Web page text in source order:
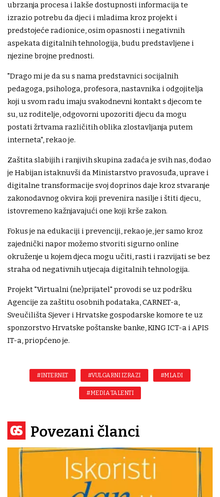
ubrzanja procesa i lakše dostupnosti informacija te
izrazio potrebu da djeci i mladima kroz projekt i
predstojeće radionice, osim opasnosti i negativnih
aspekata digitalnih tehnologija, budu predstavljene i
njezine brojne prednosti.
"Drago mi je da su s nama predstavnici socijalnih
pedagoga, psihologa, profesora, nastavnika i odgojitelja
koji u svom radu imaju svakodnevni kontakt s djecom te
su, uz roditelje, odgovorni upozoriti djecu da mogu
postati žrtvama različitih oblika zlostavljanja putem
interneta", rekao je.
Zaštita slabijih i ranjivih skupina zadaća je svih nas, dodao
je Habijan istaknuvši da Ministarstvo pravosuđa, uprave i
digitalne transformacije svoj doprinos daje kroz stvaranje
zakonodavnog okvira koji prevenira nasilje i štiti djecu,
istovremeno kažnjavajući one koji krše zakon.
Fokus je na edukaciji i prevenciji, rekao je, jer samo kroz
zajednički napor možemo stvoriti sigurno online
okruženje u kojem djeca mogu učiti, rasti i razvijati se bez
straha od negativnih utjecaja digitalnih tehnologija.
Projekt "Virtualni (ne)prijatel" provodi se uz podršku
Agencije za zaštitu osobnih podataka, CARNET-a,
Sveučilišta Sjever i Hrvatske gospodarske komore te uz
sponzorstvo Hrvatske poštanske banke, KING ICT-a i APIS
IT-a, priopćeno je.
#INTERNET #VULGARNI IZRAZI #MLADI
#MEDIA TALENTI
Povezani članci